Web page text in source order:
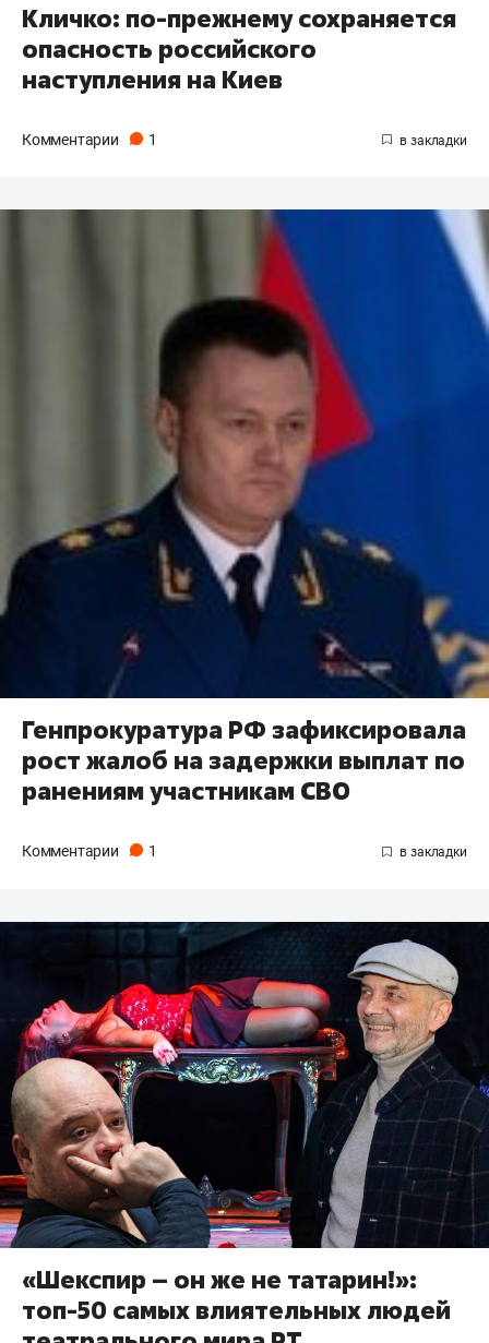
Кличко: по-прежнему сохраняется
опасность российского
наступления на Киев
Комментарии 1
Генпрокуратура РФ зафиксировала
рост жалоб на задержки выплат по
ранениям участникам СВО
Комментарии 1
«Шекспир – он же не татарин!»:
топ-50 самых влиятельных людей